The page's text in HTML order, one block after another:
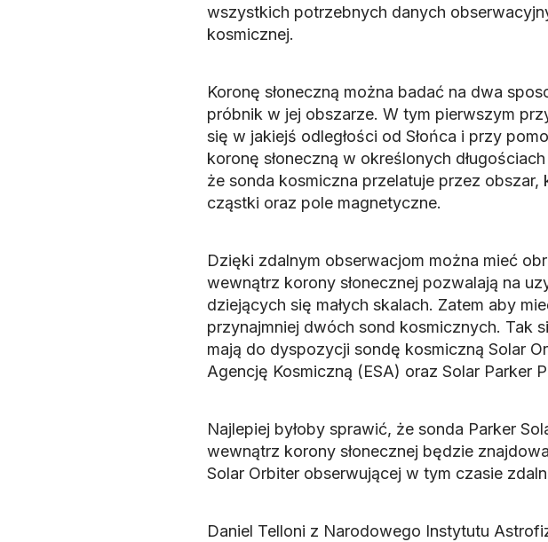
wszystkich potrzebnych danych
kosmicznej.
Koronę słoneczną można badać na dwa
próbnik w jej obszarze. W tym pierwszym
się w jakiejś odległości od Słońca i przy
koronę słoneczną w określonych
że sonda kosmiczna przelatuje przez
cząstki oraz pole magnetyczne.
Dzięki zdalnym obserwacjom można mieć
wewnątrz korony słonecznej pozwalają na
dziejących się małych skalach. Zatem aby
przynajmniej dwóch sond kosmicznych. Tak
mają do dyspozycji sondę kosmiczną Solar
Agencję Kosmiczną (ESA) oraz Solar Parker
Najlepiej byłoby sprawić, że sonda Parker
wewnątrz korony słonecznej będzie
Solar Orbiter obserwującej w tym czasie
Daniel Telloni z Narodowego Instytutu